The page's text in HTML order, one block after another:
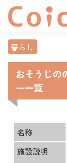
暮らし
おそうじの
ー一覧
名称
施設説明